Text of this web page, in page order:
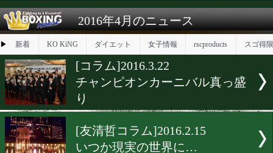
試合日程 試合結果 練習動画 ランキング
2016年4月のニュース
▶ 新着 KO KiNG
[コラム]2016.3.22
チャンピオンカーニバル真